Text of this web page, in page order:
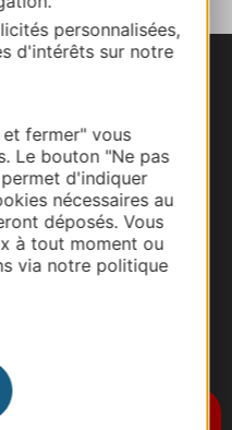
personnalisées,
d'intérêts sur notre
fermer" vous
Le bouton "Ne pas
d'indiquer
nécessaires au
déposés. Vous
à tout moment ou
via notre politique
newsletter